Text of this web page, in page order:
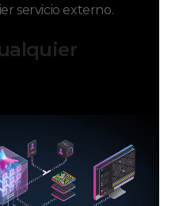
servicio externo.